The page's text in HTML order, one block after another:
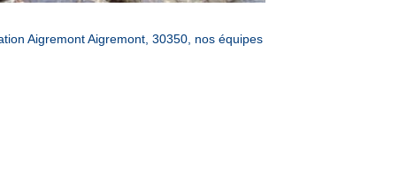
Aigremont Aigremont, 30350, nos équipes